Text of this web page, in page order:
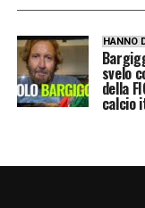
HANNO
svelo
della
calcio